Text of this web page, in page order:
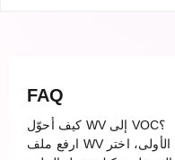
FAQ
كيف أحوّل WV إلى VOC؟
ارفع ملف WV في الخطوة الأولى، اختر VOC كصيغة إخراج وانقر